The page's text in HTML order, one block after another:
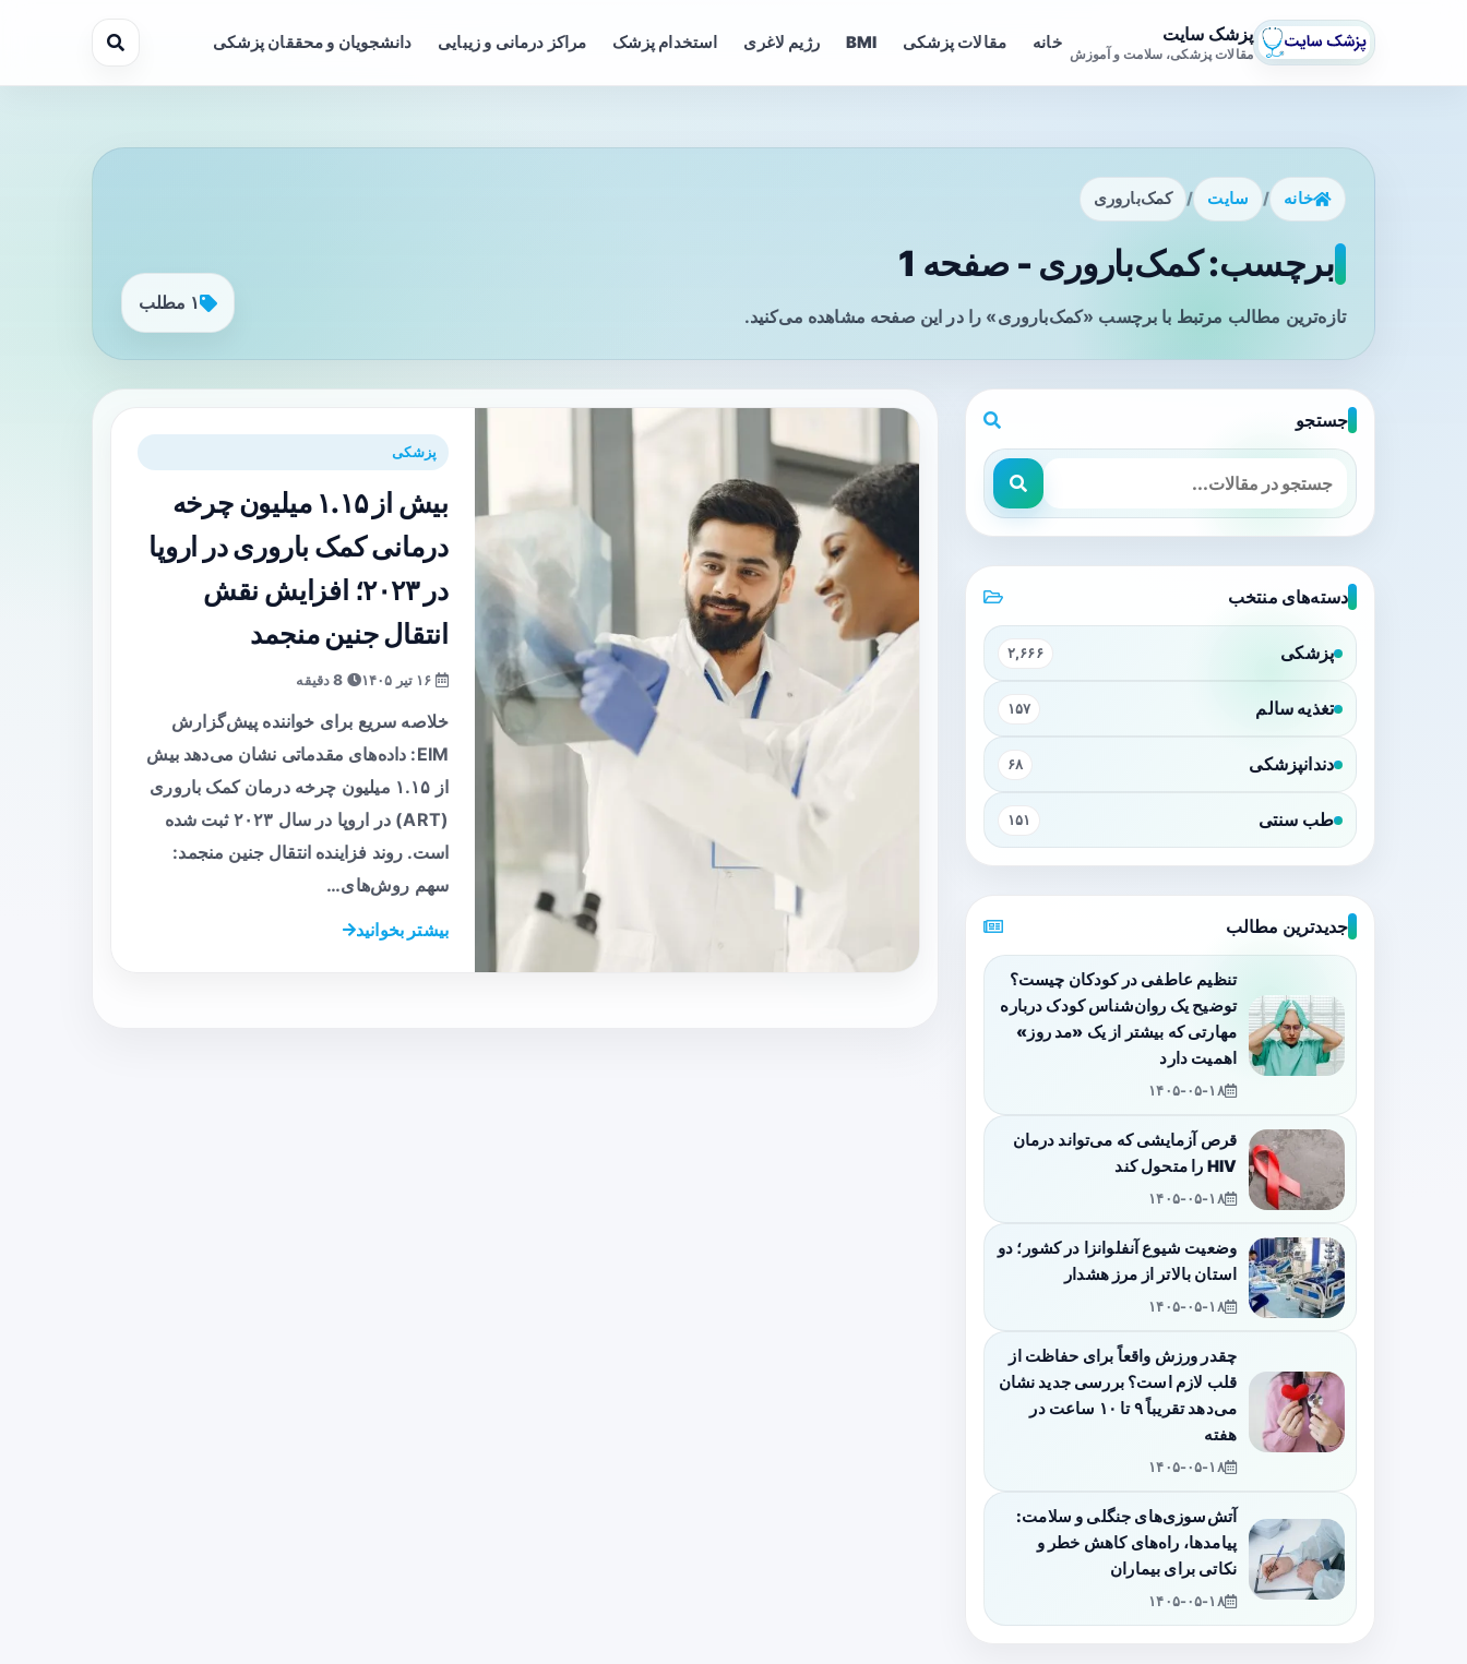
پزشک سایت
مقالات پزشکی، سلامت و آموزش
خانه مقالات پزشکی BMI رژیم لاغری استخدام پزشک مراکز درمانی و زیبایی دانشجویان و محققان پزشکی
خانه / سایت / کمک‌باروری
برچسب: کمک‌باروری - صفحه 1
تازه‌ترین مطالب مرتبط با برچسب «کمک‌باروری» را در این صفحه مشاهده می‌کنید.
۱ مطلب
پزشکی
بیش از ۱.۱۵ میلیون چرخه
درمانی کمک باروری در اروپا
در ۲۰۲۳؛ افزایش نقش
انتقال جنین منجمد
خلاصه سریع برای خواننده پیش‌گزارش
EIM: داده‌های مقدماتی نشان می‌دهد بیش
از ۱.۱۵ میلیون چرخه درمان کمک باروری
(ART) در اروپا در سال ۲۰۲۳ ثبت شده
است. روند فزاینده انتقال جنین منجمد:
سهم روش‌های…
بیشتر بخوانید
جستجو
دسته‌های منتخب
پزشکی ۲,۶۶۶
تغذیه سالم ۱۵۷
دندانپزشکی ۶۸
طب سنتی ۱۵۱
جدیدترین مطالب
تنظیم عاطفی در کودکان چیست؟
توضیح یک روان‌شناس کودک درباره
مهارتی که بیشتر از یک «مد روز»
اهمیت دارد
۱۴۰۵-۰۵-۱۸
قرص آزمایشی که می‌تواند درمان
HIV را متحول کند
۱۴۰۵-۰۵-۱۸
وضعیت شیوع آنفلوانزا در کشور؛ دو
استان بالاتر از مرز هشدار
۱۴۰۵-۰۵-۱۸
چقدر ورزش واقعاً برای حفاظت از
قلب لازم است؟ بررسی جدید نشان
می‌دهد تقریباً ۹ تا ۱۰ ساعت در
هفته
۱۴۰۵-۰۵-۱۸
آتش‌سوزی‌های جنگلی و سلامت:
پیامدها، راه‌های کاهش خطر و
نکاتی برای بیماران
۱۴۰۵-۰۵-۱۸